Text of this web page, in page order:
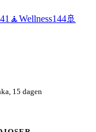
🧘Wellness144🚢
15 dagen